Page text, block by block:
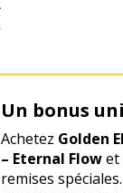
Un bonus
Achetez Golden
– Eternal Flowet
remises